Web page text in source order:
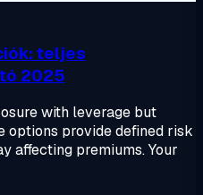
teljes
2025
with leverage but
options provide defined risk
affecting premiums. Your